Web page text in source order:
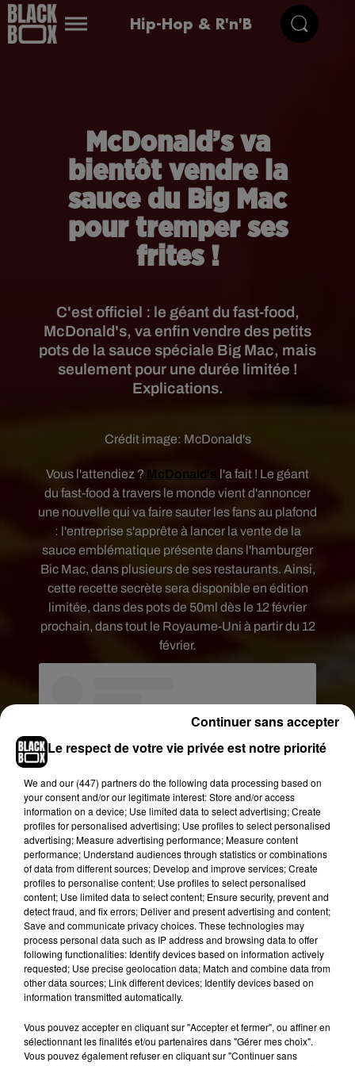
Hip-Hop & R'n'B
McDonald’s va
bientôt vendre la
sauce du Big Mac
pour tremper ses
frites !
C'est officiel : le géant du fast-food,
McDonald's, va enfin vendre des petits
pots de la sauce spéciale Big Mac, mais
seulement pour une durée limitée !
Explications.
Crédit image: McDonald's
Vous l'attendiez ? McDonald's l'a fait ! Le géant
du fast-food à travers le monde vient d'annoncer
une nouvelle qui va faire sauter les fans au plafond
: l'entreprise s'apprête à lancer la vente de la
sauce emblématique présente dans l'hamburger
Bic Mac, dans plusieurs de ses restaurants. Ainsi,
cette recette secrète sera disponible en édition
limitée, dans des pots de 50ml dès le 12 février
prochain, dans tout le Royaume-Uni à partir du 12
février.
Voir cette publication sur Instagram
ohhhhkayyyy�x܍ so mcdonalds are releasing
on the 12th of feburary big mac sauce
pots�x��x�x and will be selling them with a
price of 50p each�x�
Une publication partagée parnewfoodslogged(@newfoodslogged_) le
servie pour la première fois en 1972. Selon The
Sunqui a révélé l'information, la recette est le fruit
Le respect de votre vie privée est notre priorité
We and our (447) partnersdo the following data processing based on
your consent and/or our legitimate interest: Store and/or access
information on a device; Use limited data to select advertising; Create
profiles for personalised advertising; Use profiles to select personalised
advertising; Measure advertising performance; Measure content
performance; Understand audiences through statistics or combinations
of data from different sources; Develop and improve services; Create
profiles to personalise content; Use profiles to select personalised
content; Use limited data to select content; Ensure security, prevent and
detect fraud, and fix errors; Deliver and present advertising and content;
Save and communicate privacy choices. These technologies may
process personal data such as IP address and browsing data to offer
following functionalities: Identify devices based on information actively
requested; Use precise geolocation data; Match and combine data from
other data sources; Link different devices; Identify devices based on
information transmitted automatically.
Vous pouvez accepter en cliquant sur "Accepter et fermer", ou affiner en
sélectionnant les finalités et/ou partenaires dans "Gérer mes choix".
Vous pouvez également refuser en cliquant sur "Continuer sans
Continuer sans accepter